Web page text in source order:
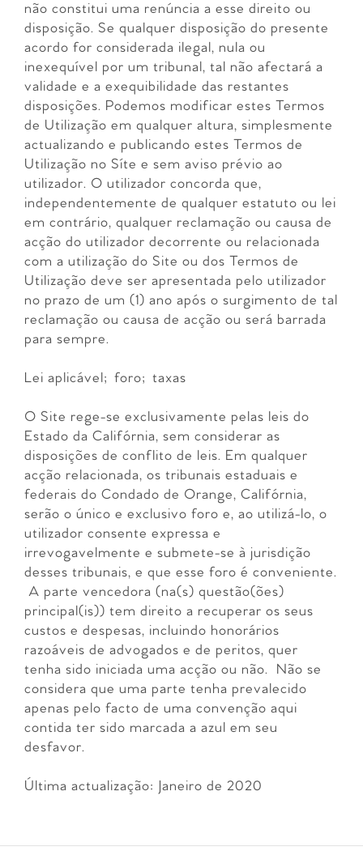
não constitui uma renúncia a esse direito ou
disposição. Se qualquer disposição do presente
acordo for considerada ilegal, nula ou
inexequível por um tribunal, tal não afectará a
validade e a exequibilidade das restantes
disposições. Podemos modificar estes Termos
de Utilização em qualquer altura, simplesmente
actualizando e publicando estes Termos de
Utilização no Síte e sem aviso prévio ao
utilizador. O utilizador concorda que,
independentemente de qualquer estatuto ou lei
em contrário, qualquer reclamação ou causa de
acção do utilizador decorrente ou relacionada
com a utilização do Site ou dos Termos de
Utilização deve ser apresentada pelo utilizador
no prazo de um (1) ano após o surgimento de tal
reclamação ou causa de acção ou será barrada
para sempre.
Lei aplicável; foro; taxas
O Site rege-se exclusivamente pelas leis do
Estado da Califórnia, sem considerar as
disposições de conflito de leis. Em qualquer
acção relacionada, os tribunais estaduais e
federais do Condado de Orange, Califórnia,
serão o único e exclusivo foro e, ao utilizá-lo, o
utilizador consente expressa e
irrevogavelmente e submete-se à jurisdição
desses tribunais, e que esse foro é conveniente.
A parte vencedora (na(s) questão(ões)
principal(is)) tem direito a recuperar os seus
custos e despesas, incluindo honorários
razoáveis de advogados e de peritos, quer
tenha sido iniciada uma acção ou não. Não se
considera que uma parte tenha prevalecido
apenas pelo facto de uma convenção aqui
contida ter sido marcada a azul em seu
desfavor.
Última actualização: Janeiro de 2020